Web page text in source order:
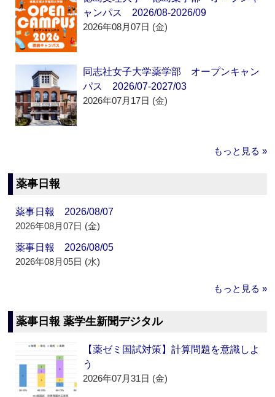
ャンパス 2026/08-2026/09
2026年08月07日 (金)
同志社女子大学薬学部 オープンキャン
パス 2026/07-2027/03
2026年07月17日 (金)
もっと見る »
薬事日報
薬事日報 2026/08/07
2026年08月07日 (金)
薬事日報 2026/08/05
2026年08月05日 (水)
もっと見る »
薬事日報 薬学生新聞デジタル
【薬ゼミ国試対策】計算問題を意識しよ
う
2026年07月31日 (金)